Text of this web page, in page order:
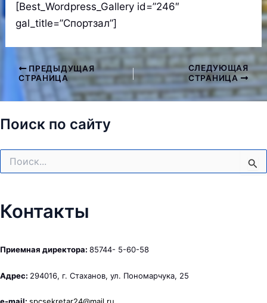
[Best_Wordpress_Gallery id=”246″
gal_title=”Спортзал”]
Навигация
записям
ПРЕДЫДУЩАЯ
СТРАНИЦА
СЛЕДУЮЩАЯ
СТРАНИЦА
Поиск по сайту
Контакты
Приемная директора: 85744- 5-60-58
Адрес: 294016, г. Стаханов, ул. Пономарчука, 25